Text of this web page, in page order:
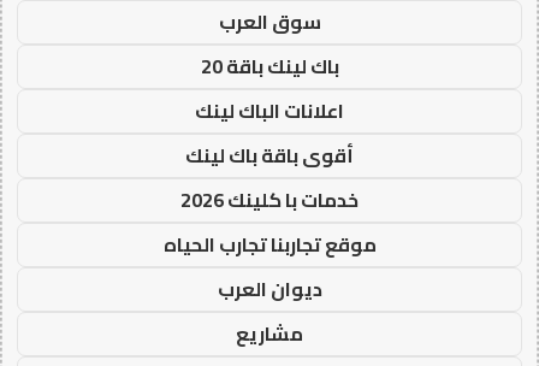
سوق العرب
باك لينك باقة 20
اعلانات الباك لينك
أقوى باقة باك لينك
خدمات با كلينك 2026
موقع تجاربنا تجارب الحياه
ديوان العرب
مشاريع